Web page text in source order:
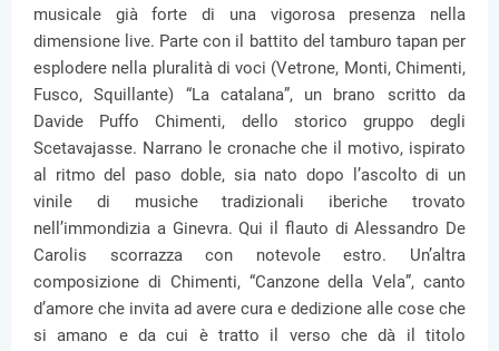
musicale già forte di una vigorosa presenza nella
dimensione live. Parte con il battito del tamburo tapan per
esplodere nella pluralità di voci (Vetrone, Monti, Chimenti,
Fusco, Squillante) “La catalana”, un brano scritto da
Davide Puffo Chimenti, dello storico gruppo degli
Scetavajasse. Narrano le cronache che il motivo, ispirato
al ritmo del paso doble, sia nato dopo l’ascolto di un
vinile di musiche tradizionali iberiche trovato
nell’immondizia a Ginevra. Qui il flauto di Alessandro De
Carolis scorrazza con notevole estro. Un’altra
composizione di Chimenti, “Canzone della Vela”, canto
d’amore che invita ad avere cura e dedizione alle cose che
si amano e da cui è tratto il verso che dà il titolo